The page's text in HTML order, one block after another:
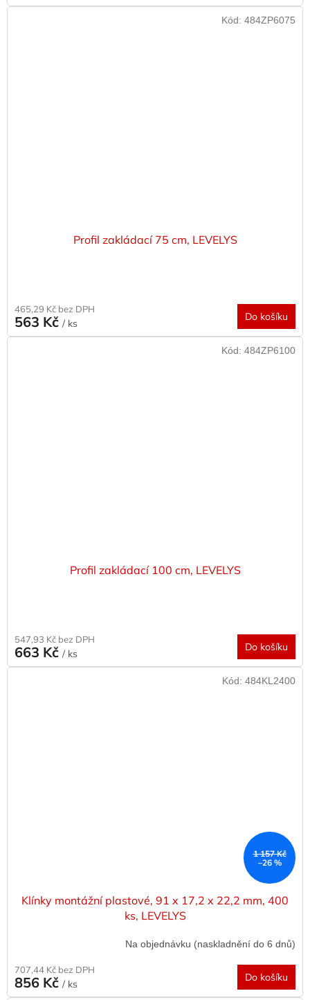
Profil zakládací 75 cm, LEVELYS
465,29 Kč bez DPH
563 Kč / ks
Do košíku
Kód: 484ZP6075
Profil zakládací 100 cm, LEVELYS
547,93 Kč bez DPH
663 Kč / ks
Do košíku
Kód: 484ZP6100
1 157 Kč
–26 %
Klínky montážní plastové, 91 x 17,2 x 22,2 mm, 400
ks, LEVELYS
Na objednávku (naskladnění do 6 dnů)
707,44 Kč bez DPH
856 Kč / ks
Do košíku
Kód: 484KL2400